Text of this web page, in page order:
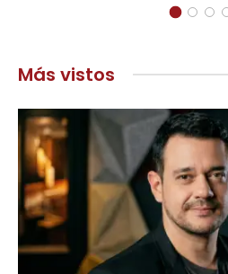
Más vistos